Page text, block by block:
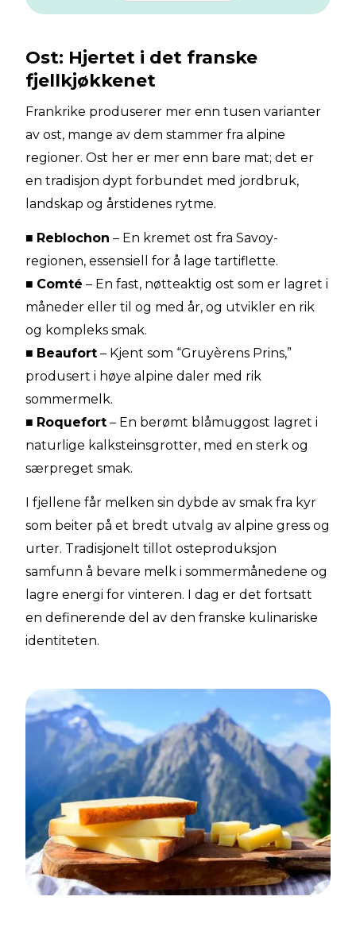
Ost: Hjertet i det franske
fjellkjøkkenet
Frankrike produserer mer enn tusen varianter
av ost, mange av dem stammer fra alpine
regioner. Ost her er mer enn bare mat; det er
en tradisjon dypt forbundet med jordbruk,
landskap og årstidenes rytme.
■ Reblochon – En kremet ost fra Savoy-
regionen, essensiell for å lage tartiflette.
■ Comté – En fast, nøtteaktig ost som er lagret i
måneder eller til og med år, og utvikler en rik
og kompleks smak.
■ Beaufort – Kjent som “Gruyèrens Prins,”
produsert i høye alpine daler med rik
sommermelk.
■ Roquefort – En berømt blåmuggost lagret i
naturlige kalksteinsgrotter, med en sterk og
særpreget smak.
I fjellene får melken sin dybde av smak fra kyr
som beiter på et bredt utvalg av alpine gress og
urter. Tradisjonelt tillot osteproduksjon
samfunn å bevare melk i sommermånedene og
lagre energi for vinteren. I dag er det fortsatt
en definerende del av den franske kulinariske
identiteten.